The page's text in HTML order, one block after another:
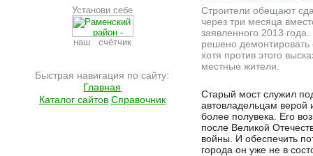
Установи себе
наш счётчик
Быстрая навигация по сайту:
Главная
Каталог сайтов Справочник
Строители обещают
через три месяца
заявленного 2013
решено демонтировать
хотя против этого
местные жители.
Старый мост служил
автовладельцам верой
более полувека. Его
после Великой
войны. И обеспечить
города он уже не в